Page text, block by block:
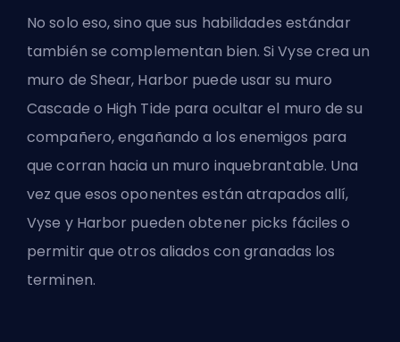
No solo eso, sino que sus habilidades estándar
también se complementan bien. Si Vyse crea un
muro de Shear, Harbor puede usar su muro
Cascade o High Tide para ocultar el muro de su
compañero, engañando a los enemigos para
que corran hacia un muro inquebrantable. Una
vez que esos oponentes están atrapados allí,
Vyse y Harbor pueden obtener picks fáciles o
permitir que otros aliados con granadas los
terminen.